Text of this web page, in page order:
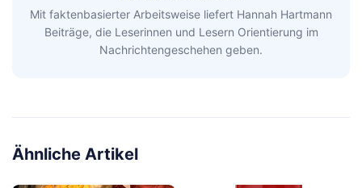
Mit faktenbasierter Arbeitsweise liefert Hannah Hartmann
Beiträge, die Leserinnen und Lesern Orientierung im
Nachrichtengeschehen geben.
Ähnliche Artikel